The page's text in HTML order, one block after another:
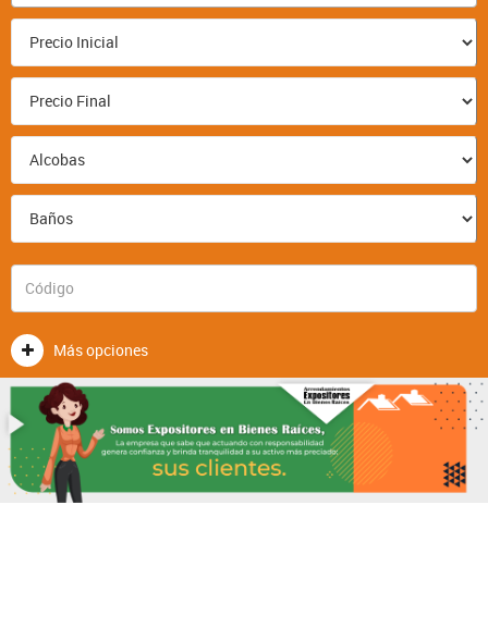
Más opciones